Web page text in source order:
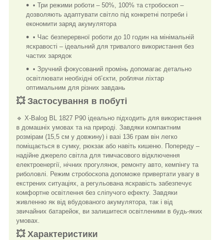
• Три режими роботи – 50%, 100% та стробоскоп –
дозволяють адаптувати світло під конкретні потреби і
економити заряд акумулятора
• Час безперервної роботи до 10 годин на мінімальній
яскравості – ідеальний для тривалого використання без
частих зарядок
• Зручний фокусований промінь допомагає детально
освітлювати необхідні об’єкти, роблячи ліхтар
оптимальним для різних завдань
💥 Застосування в побуті
🔹 X-Balog BL 1827 P90 ідеально підходить для використання
в домашніх умовах та на природі. Завдяки компактним
розмірам (15,5 см у довжину) і вазі 136 грам він легко
поміщається в сумку, рюкзак або навіть кишеню. Попереду –
надійне джерело світла для тимчасового відключення
електроенергії, нічних прогулянок, ремонту авто, кемпінгу та
риболовлі. Режим стробоскопа допоможе привертати увагу в
екстрених ситуаціях, а регульована яскравість забезпечує
комфортне освітлення без сліпучого ефекту. Завдяки
живленню як від вбудованого акумулятора, так і від
звичайних батарейок, ви залишитеся освітленими в будь-яких
умовах.
💥 Характеристики